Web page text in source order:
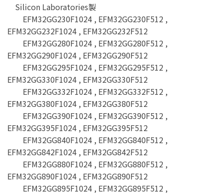
Silicon Laboratories製
EFM32GG230F1024 , EFM32GG230F512 ,
EFM32GG232F1024 , EFM32GG232F512
EFM32GG280F1024 , EFM32GG280F512 ,
EFM32GG290F1024 , EFM32GG290F512
EFM32GG295F1024 , EFM32GG295F512 ,
EFM32GG330F1024 , EFM32GG330F512
EFM32GG332F1024 , EFM32GG332F512 ,
EFM32GG380F1024 , EFM32GG380F512
EFM32GG390F1024 , EFM32GG390F512 ,
EFM32GG395F1024 , EFM32GG395F512
EFM32GG840F1024 , EFM32GG840F512 ,
EFM32GG842F1024 , EFM32GG842F512
EFM32GG880F1024 , EFM32GG880F512 ,
EFM32GG890F1024 , EFM32GG890F512
EFM32GG895F1024 , EFM32GG895F512 ,